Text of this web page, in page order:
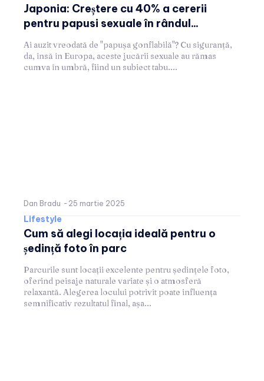
Japonia: Creștere cu 40% a cererii
pentru papusi sexuale în rândul...
Ai auzit vreodată de "papușa gonflabilă"? Cu siguranță,
da, însă în Europa, aceste jucării sexuale au rămas
cumva în umbră, fiind un subiect tabu....
Dan Bradu - 25 martie 2025
Lifestyle
Cum să alegi locația ideală pentru o
ședință foto în parc
Parcurile sunt locații excelente pentru ședințele foto,
oferind peisaje naturale variate și o atmosferă
relaxantă. Alegerea locului potrivit poate influența
semnificativ rezultatul final, așa...